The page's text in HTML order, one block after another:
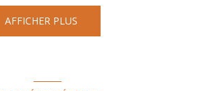
permet de créer un espace nuit
de vie, une salle de bains
buanderie-chaufferie très pratique
d'un chauffage individuel,
AFFICHER PLUS